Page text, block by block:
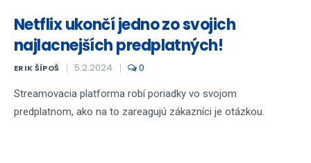
Netflix ukončí jedno zo svojich
najlacnejších predplatných!
ERIK ŠÍPOŠ 5.2.2024 0
Streamovacia platforma robí poriadky vo svojom
predplatnom, ako na to zareagujú zákazníci je otázkou.